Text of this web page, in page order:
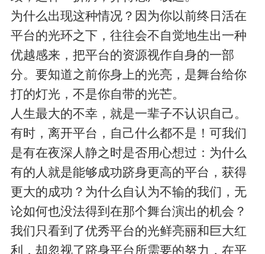
为什么出现这种情况？因为你以前终日活在
平台的光环之下，往往会不自觉地生出一种
优越感来，把平台的资源视作自身的一部
分。要知道之前你身上的光亮，是舞台给你
打的灯光，不是你自带的光芒。
人生最大的不幸，就是一辈子不认识自己。
有时，离开平台，自己什么都不是！可我们
是有在夜深人静之时是否用心想过：为什么
有的人就是能够成功跻身更高的平台，获得
更大的成功？为什么自认为不输的我们，无
论如何也没法得到在那个舞台演出的机会？
我们只看到了优秀平台的光鲜亮丽和巨大红
利，却忽视了跻身平台所需要的努力，在平